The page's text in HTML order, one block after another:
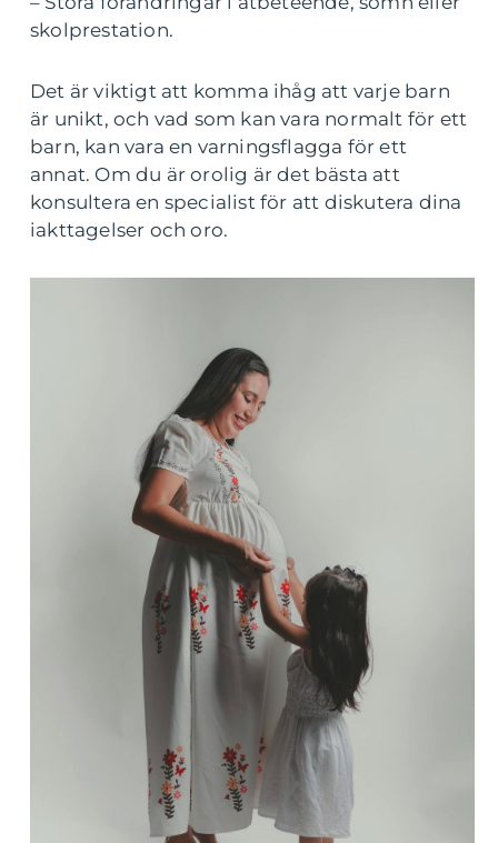
skolprestation.
Det är viktigt att komma ihåg att varje barn
är unikt, och vad som kan vara normalt för ett
barn, kan vara en varningsflagga för ett
annat. Om du är orolig är det bästa att
konsultera en specialist för att diskutera dina
iakttagelser och oro.